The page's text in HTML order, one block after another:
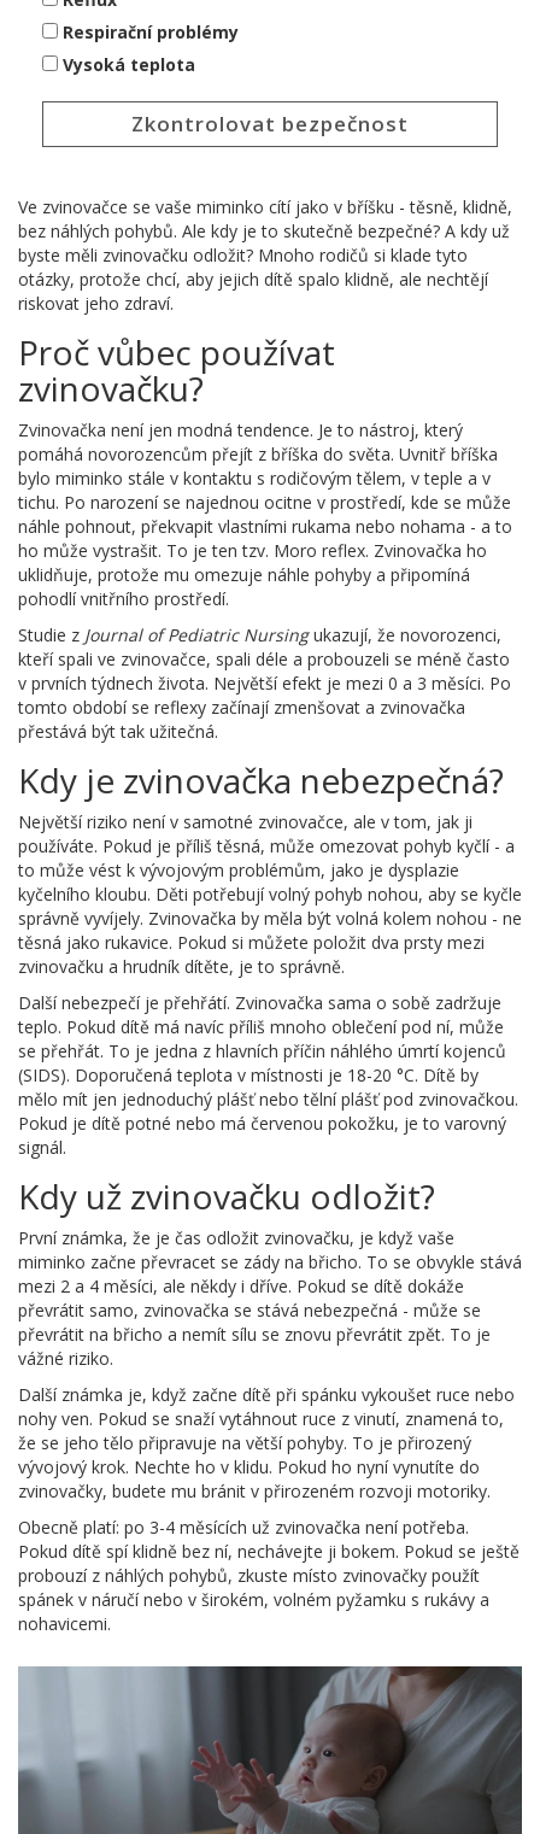
Respirační problémy
Vysoká teplota
Zkontrolovat bezpečnost
Ve zvinovačce se vaše miminko cítí jako v bříšku - těsně, klidně,
bez náhlých pohybů. Ale kdy je to skutečně bezpečné? A kdy už
byste měli zvinovačku odložit? Mnoho rodičů si klade tyto
otázky, protože chcí, aby jejich dítě spalo klidně, ale nechtějí
riskovat jeho zdraví.
Proč vůbec používat
zvinovačku?
Zvinovačka není jen modná tendence. Je to nástroj, který
pomáhá novorozencům přejít z bříška do světa. Uvnitř bříška
bylo miminko stále v kontaktu s rodičovým tělem, v teple a v
tichu. Po narození se najednou ocitne v prostředí, kde se může
náhle pohnout, překvapit vlastními rukama nebo nohama - a to
ho může vystrašit. To je ten tzv. Moro reflex. Zvinovačka ho
uklidňuje, protože mu omezuje náhle pohyby a připomíná
pohodlí vnitřního prostředí.
Studie z Journal of Pediatric Nursingukazují, že novorozenci,
kteří spali ve zvinovačce, spali déle a probouzeli se méně často
v prvních týdnech života. Největší efekt je mezi 0 a 3 měsíci. Po
tomto období se reflexy začínají zmenšovat a zvinovačka
přestává být tak užitečná.
Kdy je zvinovačka nebezpečná?
Největší riziko není v samotné zvinovačce, ale v tom, jak ji
používáte. Pokud je příliš těsná, může omezovat pohyb kyčlí - a
to může vést k vývojovým problémům, jako je dysplazie
kyčelního kloubu. Děti potřebují volný pohyb nohou, aby se kyčle
správně vyvíjely. Zvinovačka by měla být volná kolem nohou - ne
těsná jako rukavice. Pokud si můžete položit dva prsty mezi
zvinovačku a hrudník dítěte, je to správně.
Další nebezpečí je přehřátí. Zvinovačka sama o sobě zadržuje
teplo. Pokud dítě má navíc příliš mnoho oblečení pod ní, může
se přehřát. To je jedna z hlavních příčin náhlého úmrtí kojenců
(SIDS). Doporučená teplota v místnosti je 18-20 °C. Dítě by
mělo mít jen jednoduchý plášť nebo tělní plášť pod zvinovačkou.
Pokud je dítě potné nebo má červenou pokožku, je to varovný
signál.
Kdy už zvinovačku odložit?
První známka, že je čas odložit zvinovačku, je když vaše
miminko začne převracet se zády na břicho. To se obvykle stává
mezi 2 a 4 měsíci, ale někdy i dříve. Pokud se dítě dokáže
převrátit samo, zvinovačka se stává nebezpečná - může se
převrátit na břicho a nemít sílu se znovu převrátit zpět. To je
vážné riziko.
Další známka je, když začne dítě při spánku vykoušet ruce nebo
nohy ven. Pokud se snaží vytáhnout ruce z vinutí, znamená to,
že se jeho tělo připravuje na větší pohyby. To je přirozený
vývojový krok. Nechte ho v klidu. Pokud ho nyní vynutíte do
zvinovačky, budete mu bránit v přirozeném rozvoji motoriky.
Obecně platí: po 3-4 měsících už zvinovačka není potřeba.
Pokud dítě spí klidně bez ní, nechávejte ji bokem. Pokud se ještě
probouzí z náhlých pohybů, zkuste místo zvinovačky použít
spánek v náručí nebo v širokém, volném pyžamku s rukávy a
nohavicemi.